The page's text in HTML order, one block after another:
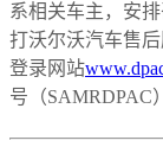
系相关车主，安
打沃尔沃汽车售
登录网站
号（SAMRDPAC